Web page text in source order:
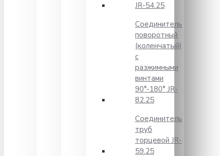
JR-54.25
Соединитель
поворотный
(коленчатый)
с
разжимными
винтами
90°-180° JR-
82.25
Соединитель
труб
торцевой JR-
59.25